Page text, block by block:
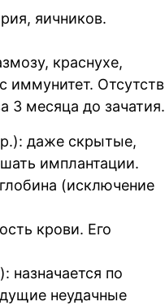
яичников.
краснухе,
иммунитет.
3 месяца до зачатия.
даже скрытые,
имплантации.
(исключение
крови. Его
назначается по
неудачные